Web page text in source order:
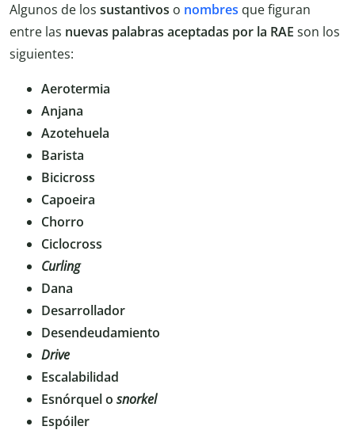
Algunos de los sustantivos o nombres que figuran
entre las nuevas palabras aceptadas por la RAE son los
siguientes:
Aerotermia
Anjana
Azotehuela
Barista
Bicicross
Capoeira
Chorro
Ciclocross
Curling
Dana
Desarrollador
Desendeudamiento
Drive
Escalabilidad
Esnórquel o snorkel
Espóiler